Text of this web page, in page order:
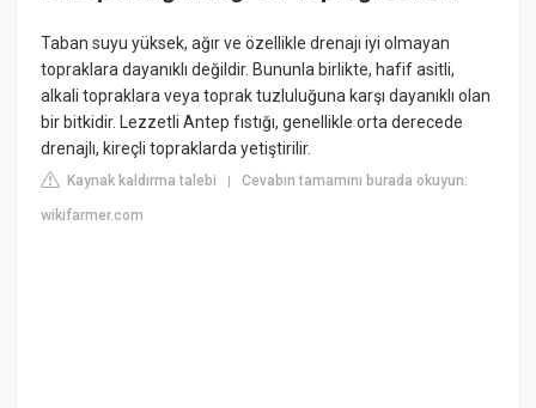
Taban suyu yüksek, ağır ve özellikle drenajı iyi olmayan
topraklara dayanıklı değildir. Bununla birlikte, hafif asitli,
alkali topraklara veya toprak tuzluluğuna karşı dayanıklı olan
bir bitkidir. Lezzetli Antep fıstığı, genellikle orta derecede
drenajlı, kireçli topraklarda yetiştirilir.
Kaynak kaldırma talebi |Cevabın tamamını burada okuyun:
wikifarmer.com